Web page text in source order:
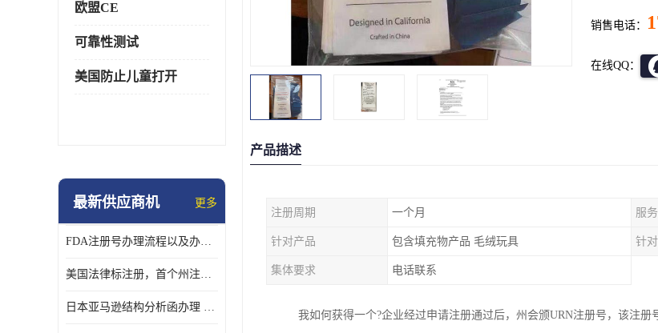
欧盟CE
可靠性测试
美国防止儿童打开
最新供应商机 更多
FDA注册号办理流程以及办理周期是多久
美国法律标注册，首个州注册该如何选择
日本亚马逊结构分析函办理 日本亚马逊 电饭煲
销售电话：
在线QQ：
产品描述
注册周期 一个月 服
针对产品 包含填充物产品 毛绒玩具 针
集体要求 电话联系
我如何获得一个?企业经过申请注册通过后，州会颁URN注册号，该注